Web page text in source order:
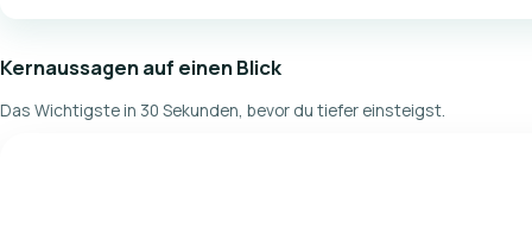
Kernaussagen auf einen Blick
Das Wichtigste in 30 Sekunden, bevor du tiefer einsteigst.